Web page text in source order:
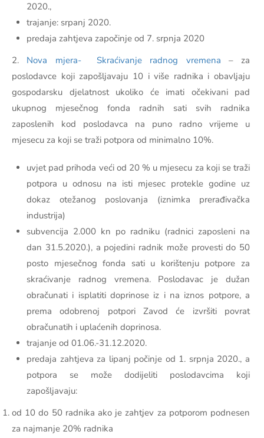
2020.,
trajanje: srpanj 2020.
predaja zahtjeva započinje od 7. srpnja 2020
2. Nova mjera- Skraćivanje radnog vremena – za
poslodavce koji zapošljavaju 10 i više radnika i obavljaju
gospodarsku djelatnost ukoliko će imati očekivani pad
ukupnog mjesečnog fonda radnih sati svih radnika
zaposlenih kod poslodavca na puno radno vrijeme u
mjesecu za koji se traži potpora od minimalno 10%.
uvjet pad prihoda veći od 20 % u mjesecu za koji se traži
potpora u odnosu na isti mjesec protekle godine uz
dokaz otežanog poslovanja (iznimka prerađivačka
industrija)
subvencija 2.000 kn po radniku (radnici zaposleni na
dan 31.5.2020.), a pojedini radnik može provesti do 50
posto mjesečnog fonda sati u korištenju potpore za
skraćivanje radnog vremena. Poslodavac je dužan
obračunati i isplatiti doprinose iz i na iznos potpore, a
prema odobrenoj potpori Zavod će izvršiti povrat
obračunatih i uplaćenih doprinosa.
trajanje od 01.06.-31.12.2020.
predaja zahtjeva za lipanj počinje od 1. srpnja 2020., a
potpora se može dodijeliti poslodavcima koji
zapošljavaju:
od 10 do 50 radnika ako je zahtjev za potporom podnesen
za najmanje 20% radnika